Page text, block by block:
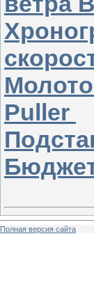
Puller
Полная версия сайта